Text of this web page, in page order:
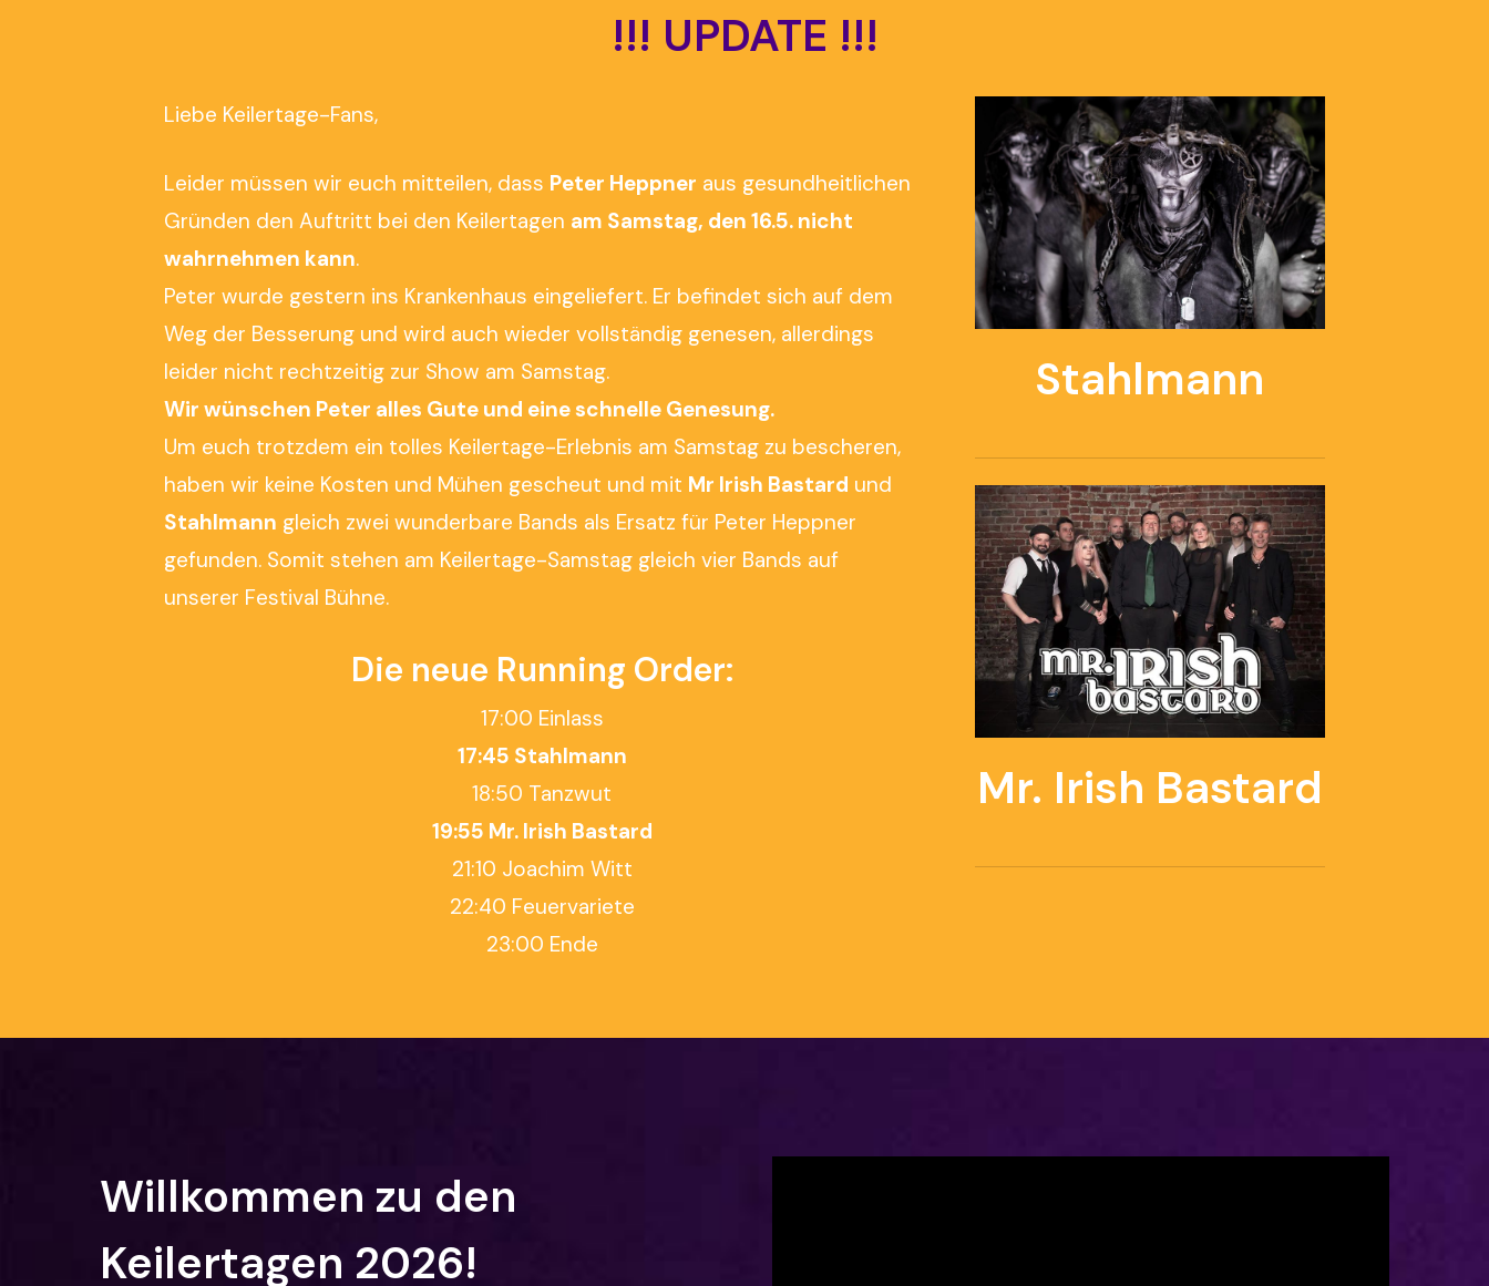
!!! UPDATE !!!
Liebe Keilertage-Fans,
Leider müssen wir euch mitteilen, dass Peter Heppner aus gesundheitlichen
Gründen den Auftritt bei den Keilertagen am Samstag, den 16.5. nicht
wahrnehmen kann.
Peter wurde gestern ins Krankenhaus eingeliefert. Er befindet sich auf dem
Weg der Besserung und wird auch wieder vollständig genesen, allerdings
leider nicht rechtzeitig zur Show am Samstag.
Wir wünschen Peter alles Gute und eine schnelle Genesung.
Um euch trotzdem ein tolles Keilertage-Erlebnis am Samstag zu bescheren,
haben wir keine Kosten und Mühen gescheut und mit Mr Irish Bastard und
Stahlmann gleich zwei wunderbare Bands als Ersatz für Peter Heppner
gefunden. Somit stehen am Keilertage-Samstag gleich vier Bands auf
unserer Festival Bühne.
Die neue Running Order:
17:00 Einlass
17:45 Stahlmann
18:50 Tanzwut
19:55 Mr. Irish Bastard
21:10 Joachim Witt
22:40 Feuervariete
23:00 Ende
Stahlmann
Mr. Irish Bastard
Willkommen zu den
Keilertagen 2026!